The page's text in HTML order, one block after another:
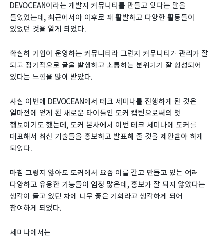
DEVOCEAN이라는 개발자 커뮤니티를 만들고 있다는 말을
들었었는데, 최근에서야 이후로 꽤 활발하고 다양한 활동들이
있었던 것을 알게 되었다.
확실히 기업이 운영하는 커뮤니티라 그런지 커뮤니티가 관리가 잘
되고 정기적으로 글을 발행하고 소통하는 분위기가 잘 형성되어
있다는 느낌을 많이 받았다.
사실 이번에 DEVOCEAN에서 테크 세미나를 진행하게 된 것은
얼마전에 얻게 된 새로운 타이틀인 도커 캡틴으로써의 첫
행보이기도 했는데, 도커 본사에서 이번 테크 세미나에 도커를
대표해서 최신 기술들을 홍보하고 발표해 줄 것을 제안받아 하게
되었다.
마침 그렇지 않아도 도커에서 요즘 이를 갈고 만들고 있는 여러
다양하고 유용한 기능들이 엄청 많은데, 홍보가 잘 되지 않았다는
생각이 들고 있던 차에 너무 좋은 기회라고 생각하게 되어
참여하게 되었다.
세미나에서는